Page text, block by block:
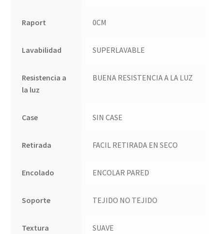
Raport 0CM
Lavabilidad SUPERLAVABLE
Resistencia a
la luz
BUENA RESISTENCIA A LA LUZ
Case SIN CASE
Retirada FACIL RETIRADA EN SECO
Encolado ENCOLAR PARED
Soporte TEJIDO NO TEJIDO
Textura SUAVE